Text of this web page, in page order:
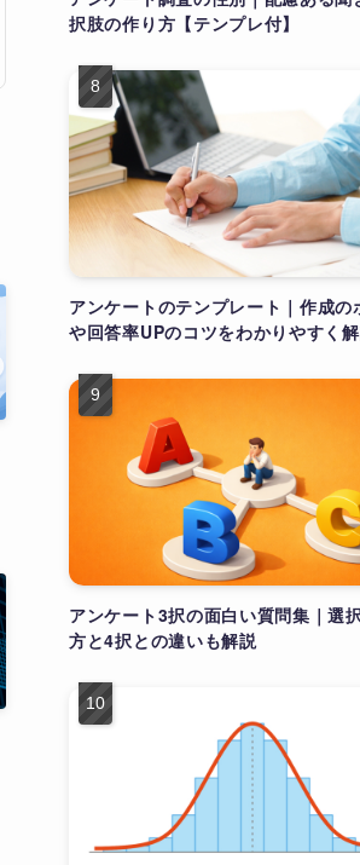
択肢の作り方【テンプレ付】
アンケートのテンプレート｜作成の
や回答率UPのコツをわかりやすく解
アンケート3択の面白い質問集｜選
方と4択との違いも解説